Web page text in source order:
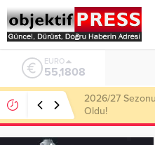
ALTIN
6.662,82
Haliliye
Yemek Ulaştırıyor!